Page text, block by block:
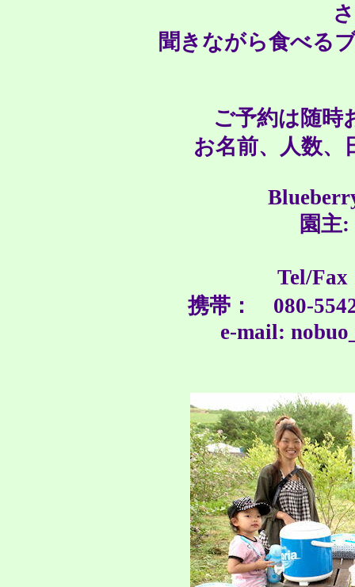
聞きながら食べる
ご予約は随時
お名前、人数、
園
Tel/Fax
携帯： 080-
e-mail: